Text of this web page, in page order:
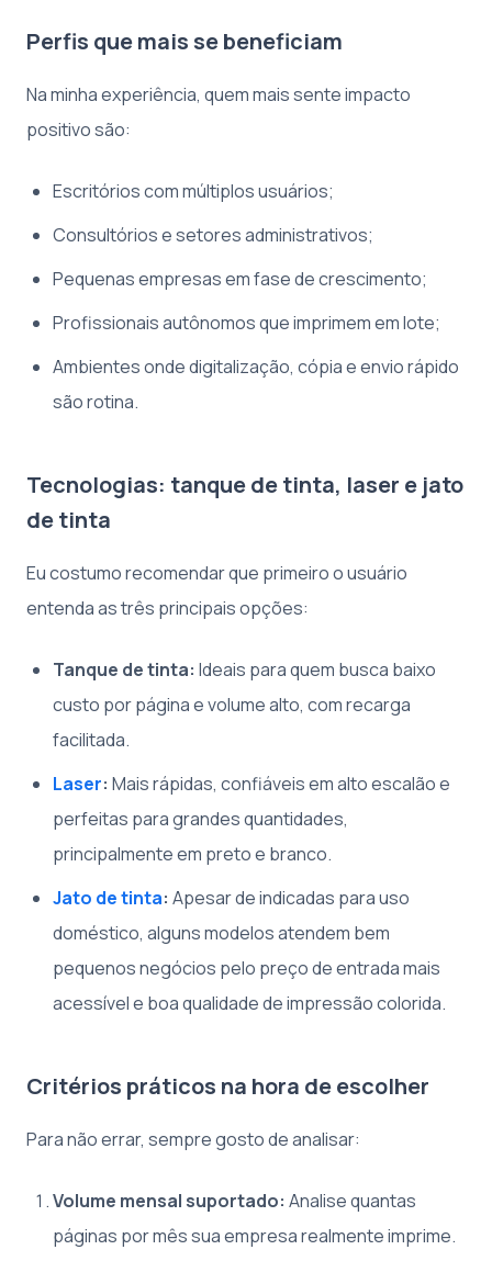
Perfis que mais se beneficiam
Na minha experiência, quem mais sente impacto
positivo são:
Escritórios com múltiplos usuários;
Consultórios e setores administrativos;
Pequenas empresas em fase de crescimento;
Profissionais autônomos que imprimem em lote;
Ambientes onde digitalização, cópia e envio rápido
são rotina.
Tecnologias: tanque de tinta, laser e jato
de tinta
Eu costumo recomendar que primeiro o usuário
entenda as três principais opções:
Tanque de tinta: Ideais para quem busca baixo
custo por página e volume alto, com recarga
facilitada.
Laser: Mais rápidas, confiáveis em alto escalão e
perfeitas para grandes quantidades,
principalmente em preto e branco.
Jato de tinta: Apesar de indicadas para uso
doméstico, alguns modelos atendem bem
pequenos negócios pelo preço de entrada mais
acessível e boa qualidade de impressão colorida.
Critérios práticos na hora de escolher
Para não errar, sempre gosto de analisar:
Volume mensal suportado: Analise quantas
páginas por mês sua empresa realmente imprime.